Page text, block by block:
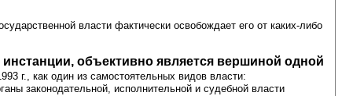
власти фактически освобождает его от каких-либо
объективно является вершиной одной
г., как один из самостоятельных видов власти:
законодательной, исполнительной и судебной власти